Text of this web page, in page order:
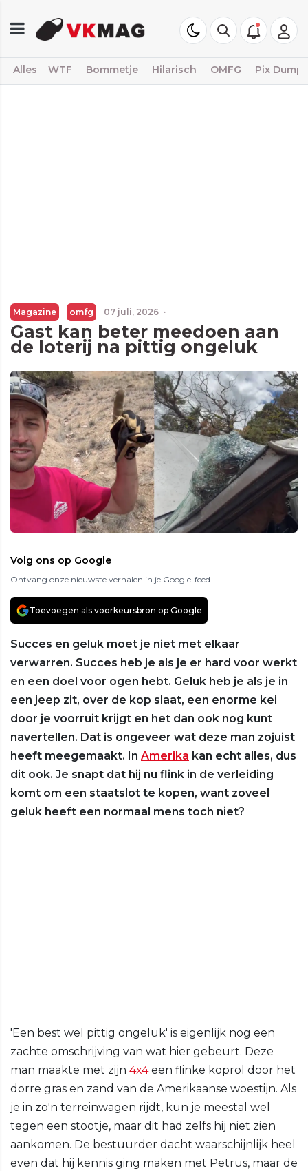
Alles WTF Bommetje Hilarisch OMFG Pix Dump
Magazine omfg 07 juli, 2026 ·
Gast kan beter meedoen aan
de loterij na pittig ongeluk
Volg ons op Google
Ontvang onze nieuwste verhalen in je Google-feed
Toevoegen als voorkeursbron op Google
Succes en geluk moet je niet met elkaar
verwarren. Succes heb je als je er hard voor werkt
en een doel voor ogen hebt. Geluk heb je als je in
een jeep zit, over de kop slaat, een enorme kei
door je voorruit krijgt en het dan ook nog kunt
navertellen. Dat is ongeveer wat deze man zojuist
heeft meegemaakt. In Amerika kan echt alles, dus
dit ook. Je snapt dat hij nu flink in de verleiding
komt om een staatslot te kopen, want zoveel
geluk heeft een normaal mens toch niet?
'Een best wel pittig ongeluk' is eigenlijk nog een
zachte omschrijving van wat hier gebeurt. Deze
man maakte met zijn 4x4een flinke koprol door het
dorre gras en zand van de Amerikaanse woestijn. Als
je in zo'n terreinwagen rijdt, kun je meestal wel
tegen een stootje, maar dit had zelfs hij niet zien
aankomen. De bestuurder dacht waarschijnlijk heel
even dat hij kennis ging maken met Petrus, maar de